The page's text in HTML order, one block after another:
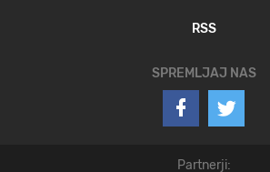
RSS
SPREMLJAJ NAS
Partnerji: